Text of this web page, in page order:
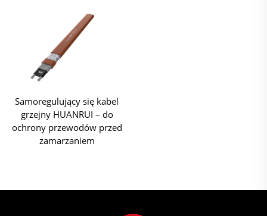
Samoregulujący się kabel
grzejny HUANRUI – do
ochrony przewodów przed
zamarzaniem